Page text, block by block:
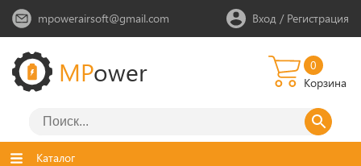
mpowerairsoft@gmail.com Вход / Регистрация
MPower
0
Корзина
Каталог